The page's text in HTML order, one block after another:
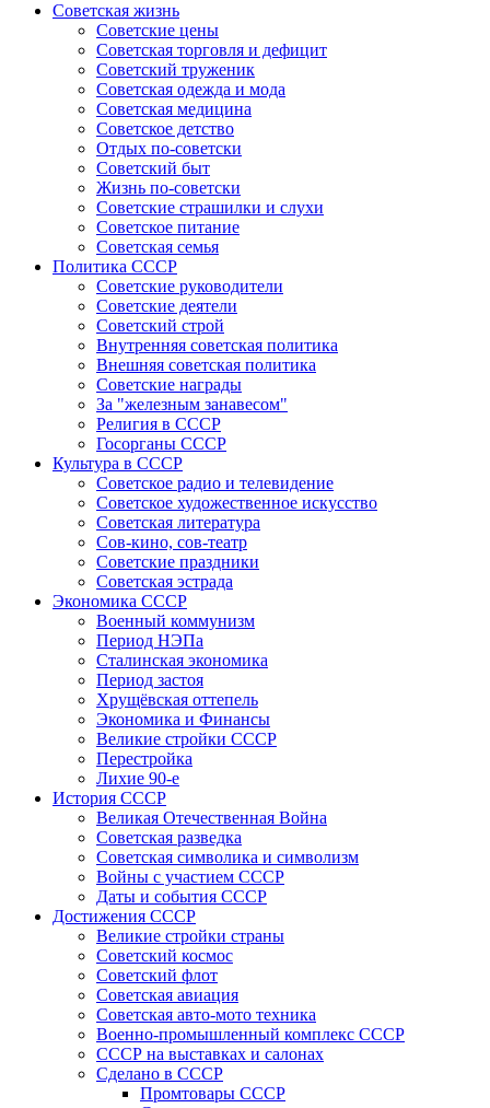
Советская жизнь
Советские цены
Советская торговля и дефицит
Советский труженик
Советская одежда и мода
Советская медицина
Советское детство
Отдых по-советски
Советский быт
Жизнь по-советски
Советские страшилки и слухи
Советское питание
Советская семья
Политика СССР
Советские руководители
Советские деятели
Советский строй
Внутренняя советская политика
Внешняя советская политика
Советские награды
За "железным занавесом"
Религия в СССР
Госорганы СССР
Культура в СССР
Советское радио и телевидение
Советское художественное искусство
Советская литература
Сов-кино, сов-театр
Советские праздники
Советская эстрада
Экономика СССР
Военный коммунизм
Период НЭПа
Сталинская экономика
Период застоя
Хрущёвская оттепель
Экономика и Финансы
Великие стройки СССР
Перестройка
Лихие 90-е
История СССР
Великая Отечественная Война
Советская разведка
Советская символика и символизм
Войны с участием СССР
Даты и события СССР
Достижения СССР
Великие стройки страны
Советский космос
Советский флот
Советская авиация
Советская авто-мото техника
Военно-промышленный комплекс СССР
СССР на выставках и салонах
Сделано в СССР
Промтовары СССР